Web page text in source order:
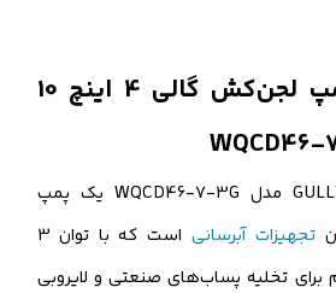
مشاوره رایگان
معرفی الکتروپمپ لجن‌کش گالی 4 اینچ 10
GULLY مدل WQCD46-7-3G یک پمپ
تجهیزات آبرسانی
است که با توان 3
برای تخلیه پساب‌های صنعتی و لایروبی